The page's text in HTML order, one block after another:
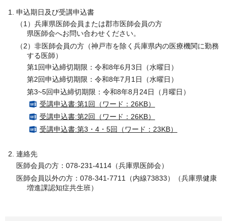
申込期日及び受講申込書
（1）兵庫県医師会員または郡市医師会員の方
県医師会へお問い合わせください。
（2）非医師会員の方（神戸市を除く兵庫県内の医療機関に勤務
する医師）
第1回申込締切期限：令和8年6月3日（水曜日）
第2回申込締切期限：令和8年7月1日（水曜日）
第3~5回申込締切期限：令和8年8月24日（月曜日）
受講申込書:第1回（ワード：26KB）
受講申込書:第2回（ワード：26KB）
受講申込書:第3・4・5回（ワード：23KB）
連絡先
医師会員の方：078-231-4114（兵庫県医師会）
医師会員以外の方：078-341-7711（内線73833）（兵庫県健康
増進課認知症共生班）